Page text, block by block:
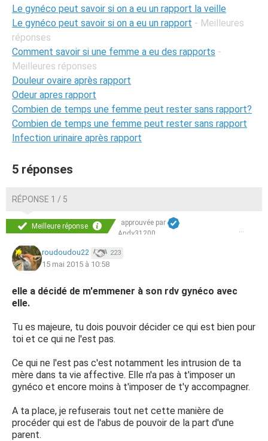
Le gynéco peut savoir si on a eu un rapport la veille
Le gynéco peut savoir si on a eu un rapport - Meilleures
réponses
Comment savoir si une femme a eu des rapports -
Meilleures réponses
Douleur ovaire après rapport
Odeur apres rapport
Combien de temps une femme peut rester sans rapport?
Combien de temps une femme peut rester sans rapport
Infection urinaire après rapport
5 réponses
RÉPONSE 1 / 5
Meilleure réponse
approuvée par
Andy31200
roudoudou22 223
15 mai 2015 à 10:58
elle a décidé de m'emmener à son rdv gynéco avec
elle.
Tu es majeure, tu dois pouvoir décider ce qui est bien pour
toi et ce qui ne l'est pas.
Ce qui ne l'est pas c'est notamment les intrusion de ta
mère dans ta vie affective. Elle n'a pas à t'imposer un
gynéco et encore moins à t'imposer de t'y accompagner.
A ta place, je refuserais tout net cette manière de
procéder qui est de l'abus de pouvoir de la part d'une
parent.